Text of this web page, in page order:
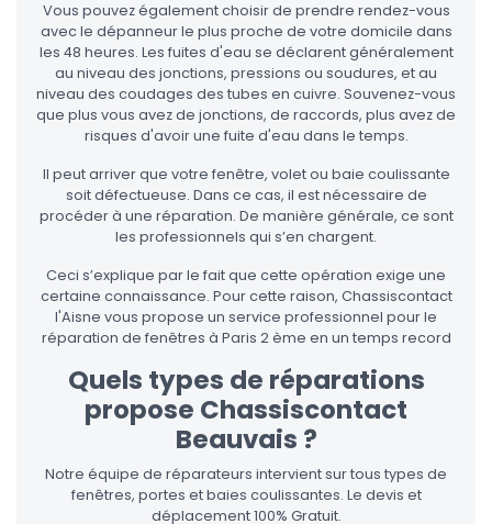
Vous pouvez également choisir de prendre rendez-vous
avec le dépanneur le plus proche de votre domicile dans
les 48 heures. Les fuites d'eau se déclarent généralement
au niveau des jonctions, pressions ou soudures, et au
niveau des coudages des tubes en cuivre. Souvenez-vous
que plus vous avez de jonctions, de raccords, plus avez de
risques d'avoir une fuite d'eau dans le temps.
Il peut arriver que votre fenêtre, volet ou baie coulissante
soit défectueuse. Dans ce cas, il est nécessaire de
procéder à une réparation. De manière générale, ce sont
les professionnels qui s’en chargent.
Ceci s’explique par le fait que cette opération exige une
certaine connaissance. Pour cette raison, Chassiscontact
l'Aisne vous propose un service professionnel pour le
réparation de fenêtres à Paris 2 ème en un temps record
Quels types de réparations
propose Chassiscontact
Beauvais ?
Notre équipe de réparateurs intervient sur tous types de
fenêtres, portes et baies coulissantes. Le devis et
déplacement 100% Gratuit.